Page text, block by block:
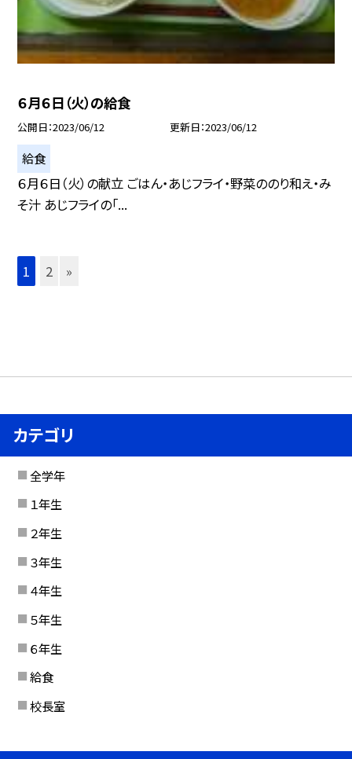
６月６日（火）の給食
公開日 2023/06/12 更新日 2023/06/12
給食
６月６日（火）の献立 ごはん・あじフライ・野菜ののり和え・み
そ汁 あじフライの「...
1 2 »
カテゴリ
全学年
１年生
２年生
３年生
４年生
５年生
６年生
給食
校長室